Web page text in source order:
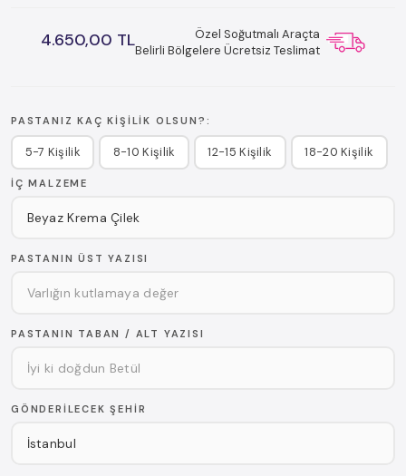
4.650,00 TL
Özel Soğutmalı Araçta
Belirli Bölgelere Ücretsiz Teslimat
PASTANIZ KAÇ KIŞILIK OLSUN?:
5-7 Kişilik 8-10 Kişilik 12-15 Kişilik 18-20 Kişilik
İÇ MALZEME
PASTANIN ÜST YAZISI
PASTANIN TABAN / ALT YAZISI
GÖNDERILECEK ŞEHIR